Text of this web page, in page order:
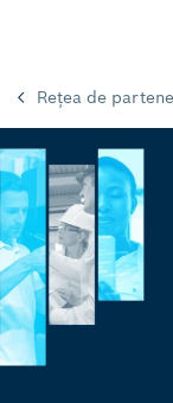
Rețea de